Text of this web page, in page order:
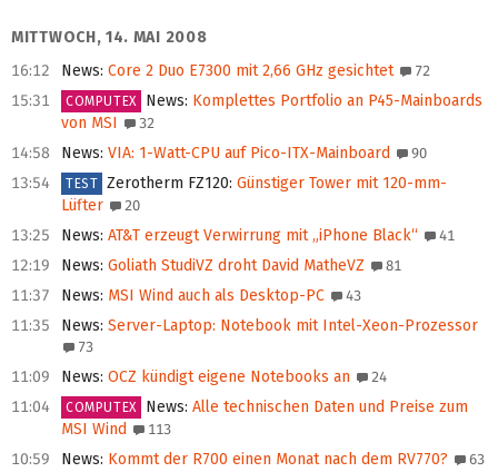
MITTWOCH, 14. MAI 2008
16:12
News: Core 2 Duo E7300 mit 2,66 GHz gesichtet 72
15:31 COMPUTEX News: Komplettes Portfolio an P45-Mainboards
von MSI
32
14:58 News: VIA: 1-Watt-CPU auf Pico-ITX-Mainboard 90
13:54 TEST Zerotherm FZ120: Günstiger Tower mit 120-mm-
Lüfter
20
13:25 News: AT&T erzeugt Verwirrung mit „iPhone Black“ 41
12:19 News: Goliath StudiVZ droht David MatheVZ 81
11:37 News: MSI Wind auch als Desktop-PC 43
11:35 News: Server-Laptop: Notebook mit Intel-Xeon-Prozessor
73
11:09 News: OCZ kündigt eigene Notebooks an 24
11:04 COMPUTEX News: Alle technischen Daten und Preise zum
MSI Wind
113
10:59 News: Kommt der R700 einen Monat nach dem RV770? 63